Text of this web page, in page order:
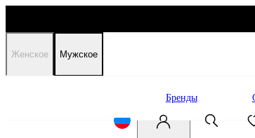
Женское Мужское
Бренды